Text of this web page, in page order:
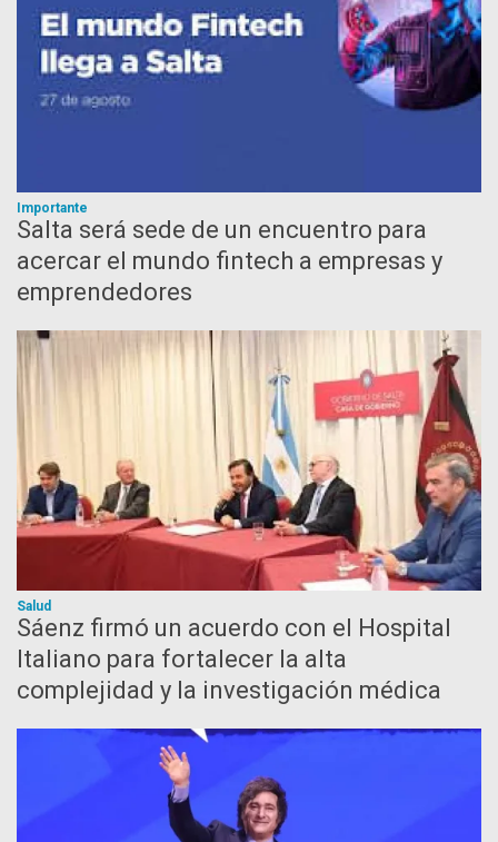
Importante
Salta será sede de un encuentro para
acercar el mundo fintech a empresas y
emprendedores
Salud
Sáenz firmó un acuerdo con el Hospital
Italiano para fortalecer la alta
complejidad y la investigación médica